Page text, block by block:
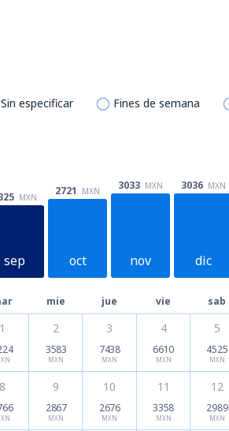
Sin especificar
Fines de semana
sep
MXN
oct
2721 MXN
nov
3033 MXN
dic
3036 MXN
mie jue vie sab
1 2
3583
MXN
3
7438
MXN
4
6610
MXN
5
4525
MXN
8 9
2867
MXN
10
2676
MXN
11
3358
MXN
12
2989
MXN